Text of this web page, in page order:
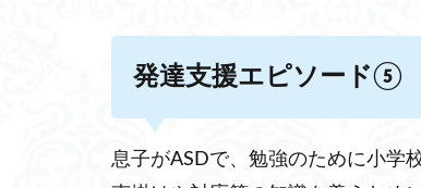
発達支援エピソード⑤
息子がASDで、勉強のために小学